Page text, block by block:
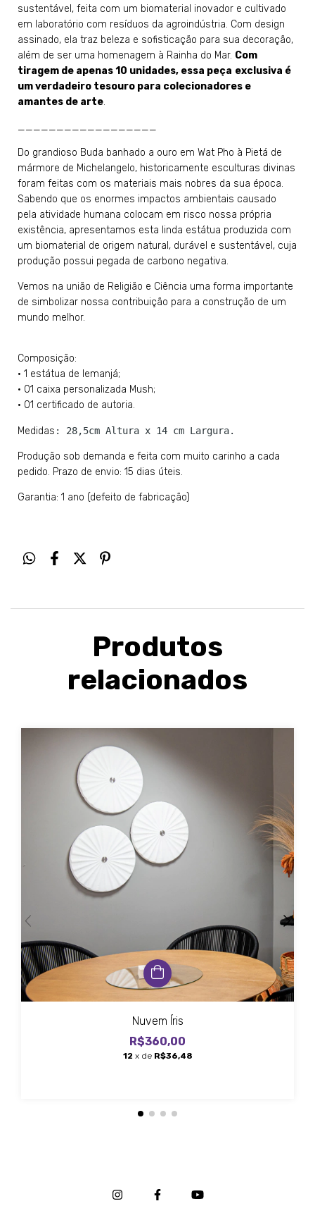
sustentável, feita com um biomaterial inovador e cultivado
em laboratório com resíduos da agroindústria. Com design
assinado, ela traz beleza e sofisticação para sua decoração,
além de ser uma homenagem à Rainha do Mar. Com
tiragem de apenas 10 unidades, essa peça exclusiva é
um verdadeiro tesouro para colecionadores e
amantes de arte.
__________________
Do grandioso Buda banhado a ouro em Wat Pho à Pietá de
mármore de Michelangelo, historicamente esculturas divinas
foram feitas com os materiais mais nobres da sua época.
Sabendo que os enormes impactos ambientais causado
pela atividade humana colocam em risco nossa própria
existência, apresentamos esta linda estátua produzida com
um biomaterial de origem natural, durável e sustentável, cuja
produção possui pegada de carbono negativa.
Vemos na união de Religião e Ciência uma forma importante
de simbolizar nossa contribuição para a construção de um
mundo melhor.
Composição:
• 1 estátua de Iemanjá;
• 01 caixa personalizada Mush;
• 01 certificado de autoria.
Medidas : 28,5cm Altura x 14 cm Largura.
Produção sob demanda e feita com muito carinho a cada
pedido. Prazo de envio: 15 dias úteis.
Garantia: 1 ano (defeito de fabricação)
Produtos
relacionados
Nuvem Íris
R$360,00
12 x de R$36,48